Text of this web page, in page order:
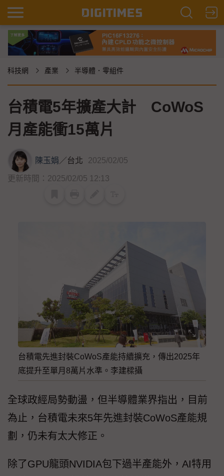
科技網 產業 半導體．零組件
台積電5年擴產大計 CoWoS
月產能衝15萬片
陳玉娟／台北 2025/02/05
更新時間：2025/02/05 12:13
台積電先進封裝CoWoS產能持續擴充，傳出2025年
底提升至單月8萬片水準。李建樑攝
全球政經局勢動盪，但半導體業界指出，目前
為止，台積電未來5年先進封裝CoWoS產能規
劃，仍未有太大修正。
除了GPU龍頭NVIDIA包下過半產能外，AI特用